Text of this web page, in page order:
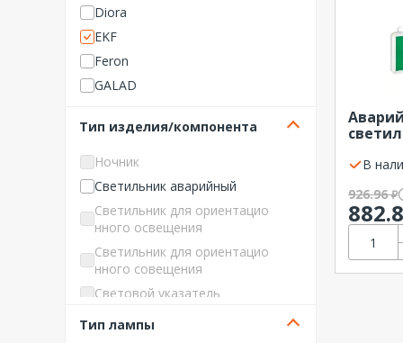
Diora
EKF
Feron
GALAD
Hostcall
IEK (ИЭК)
IN HOME
LEDCRAFT
LEDeffect
Leek
LLT
NO NAME Светотехника
Тип изделия/компонента
Ночник
Светильник аварийный
Светильник для ориентацио
нного освещения
Светильник для ориентацио
нного совещения
Световой указатель
Тип лампы
202 на
Basic
В
926.96₽